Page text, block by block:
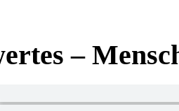
–